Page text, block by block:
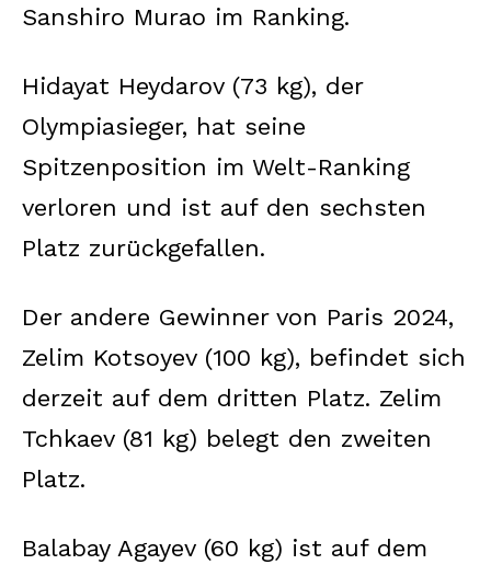
Sanshiro Murao im Ranking.
Hidayat Heydarov (73 kg), der
Olympiasieger, hat seine
Spitzenposition im Welt-Ranking
verloren und ist auf den sechsten
Platz zurückgefallen.
Der andere Gewinner von Paris 2024,
Zelim Kotsoyev (100 kg), befindet sich
derzeit auf dem dritten Platz. Zelim
Tchkaev (81 kg) belegt den zweiten
Platz.
Balabay Agayev (60 kg) ist auf dem